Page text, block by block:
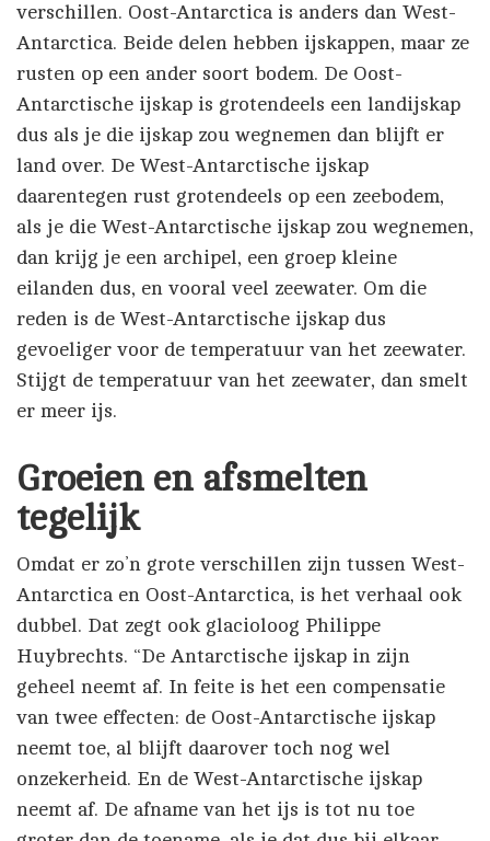
verschillen. Oost-Antarctica is anders dan West-
Antarctica. Beide delen hebben ijskappen, maar ze
rusten op een ander soort bodem. De Oost-
Antarctische ijskap is grotendeels een landijskap
dus als je die ijskap zou wegnemen dan blijft er
land over. De West-Antarctische ijskap
daarentegen rust grotendeels op een zeebodem,
als je die West-Antarctische ijskap zou wegnemen,
dan krijg je een archipel, een groep kleine
eilanden dus, en vooral veel zeewater. Om die
reden is de West-Antarctische ijskap dus
gevoeliger voor de temperatuur van het zeewater.
Stijgt de temperatuur van het zeewater, dan smelt
er meer ijs.
Groeien en afsmelten
tegelijk
Omdat er zo’n grote verschillen zijn tussen West-
Antarctica en Oost-Antarctica, is het verhaal ook
dubbel. Dat zegt ook glacioloog Philippe
Huybrechts. “De Antarctische ijskap in zijn
geheel neemt af. In feite is het een compensatie
van twee effecten: de Oost-Antarctische ijskap
neemt toe, al blijft daarover toch nog wel
onzekerheid. En de West-Antarctische ijskap
neemt af. De afname van het ijs is tot nu toe